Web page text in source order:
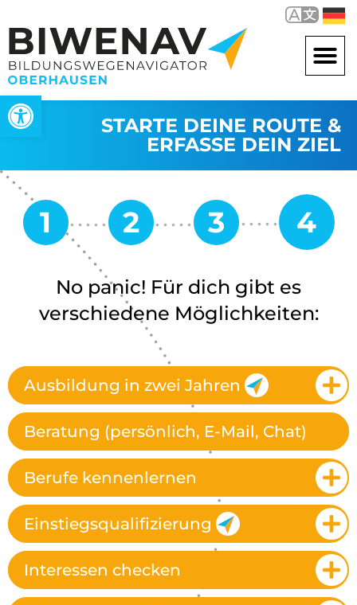
Werkzeugleiste öffnen
STARTE DEINE ROUTE &
ERFASSE DEIN ZIEL
No panic! Für dich gibt es
verschiedene Möglichkeiten:
Ausbildung in zwei Jahren
Beratung (persönlich, E-Mail, Chat)
Berufe kennenlernen
Einstiegsqualifizierung
Interessen checken